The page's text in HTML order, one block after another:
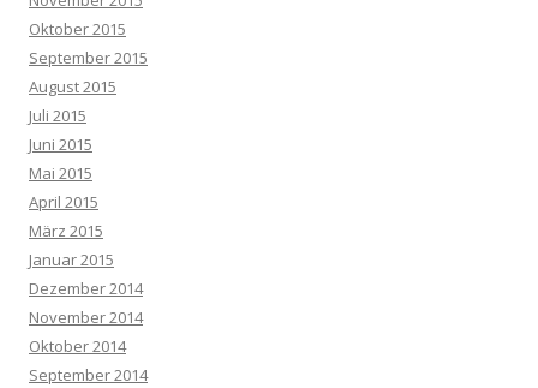
Oktober 2015
September 2015
August 2015
Juli 2015
Juni 2015
Mai 2015
April 2015
März 2015
Januar 2015
Dezember 2014
November 2014
Oktober 2014
September 2014